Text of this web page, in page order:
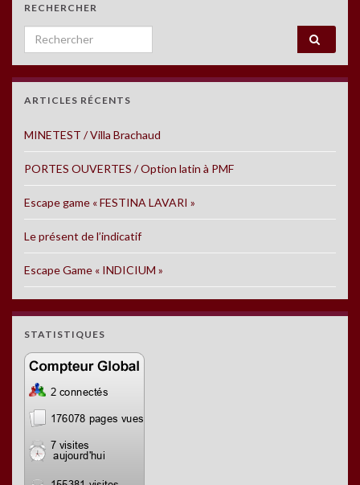
RECHERCHER
Search for:
ARTICLES RÉCENTS
MINETEST / Villa Brachaud
PORTES OUVERTES / Option latin à PMF
Escape game « FESTINA LAVARI »
Le présent de l’indicatif
Escape Game « INDICIUM »
STATISTIQUES